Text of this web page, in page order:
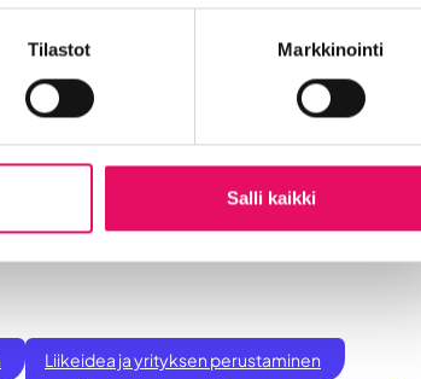
Tilastot Markkinointi
Salli kaikki
Liikeidea ja yrityksen perustaminen